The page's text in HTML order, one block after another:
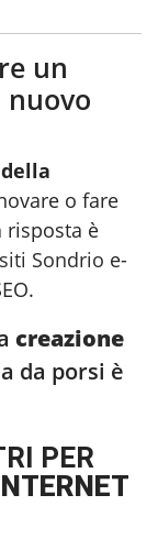
un
nuovo
o fare
risposta è
Sondrio e-
creazione
da porsi è
PER